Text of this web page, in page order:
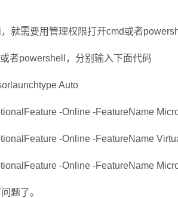
需要用管理权限打开cmd或者
powershell，分别输入下面代码
Auto
-Online -FeatureName
-Online -FeatureName
-Online -FeatureName
题了。